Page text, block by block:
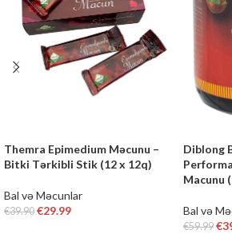
Themra Epimedium Məcunu –
Bitki Tərkibli Stik (12 x 12q)
Bal və Məcunlar
€39.90 €29.99
Diblong
Macunu
Bal və
€59.99 €